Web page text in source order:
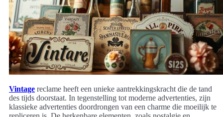
Vintage reclame heeft een unieke aantrekkingskracht die de tand
des tijds doorstaat. In tegenstelling tot moderne advertenties, zijn
klassieke advertenties doordrongen van een charme die moeilijk te